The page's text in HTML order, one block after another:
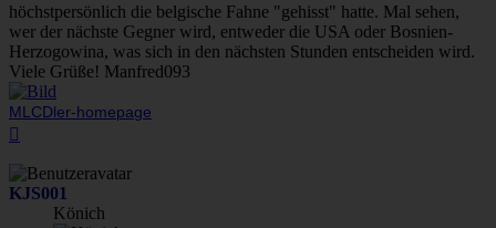
höchstpersönlich die belgische Fahne "gehisst" hatte. Mal sehen,
wer der nächste Gegner wird, entweder die USA oder Bosnien-
Herzogowina, was sich in den nächsten Stunden entscheiden wird.
Viele Grüße! Manfred093
MLCDler-homepage
KJS001
Könich